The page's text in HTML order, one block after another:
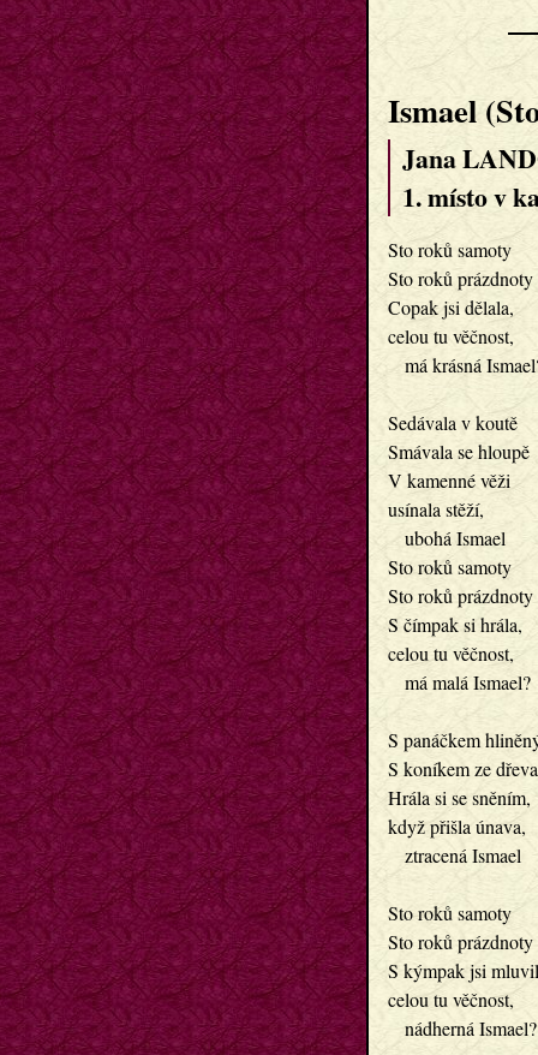
Ismael
Jana
1. místo v
Sto roků samoty
Sto roků prázdnoty
Copak jsi dělala,
celou tu věčnost,
má krásná
Sedávala v koutě
Smávala se hloupě
V kamenné věži
usínala stěží,
ubohá Ismael
Sto roků samoty
Sto roků prázdnoty
S čímpak si hrála,
celou tu věčnost,
má malá Ismael?
S panáčkem
S koníkem ze dřeva
Hrála si se sněním,
když přišla únava,
ztracená Ismael
Sto roků samoty
Sto roků prázdnoty
S kýmpak jsi
celou tu věčnost,
nádherná Ismael?